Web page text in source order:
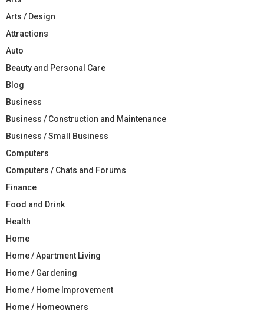
Arts / Design
Attractions
Auto
Beauty and Personal Care
Blog
Business
Business / Construction and Maintenance
Business / Small Business
Computers
Computers / Chats and Forums
Finance
Food and Drink
Health
Home
Home / Apartment Living
Home / Gardening
Home / Home Improvement
Home / Homeowners